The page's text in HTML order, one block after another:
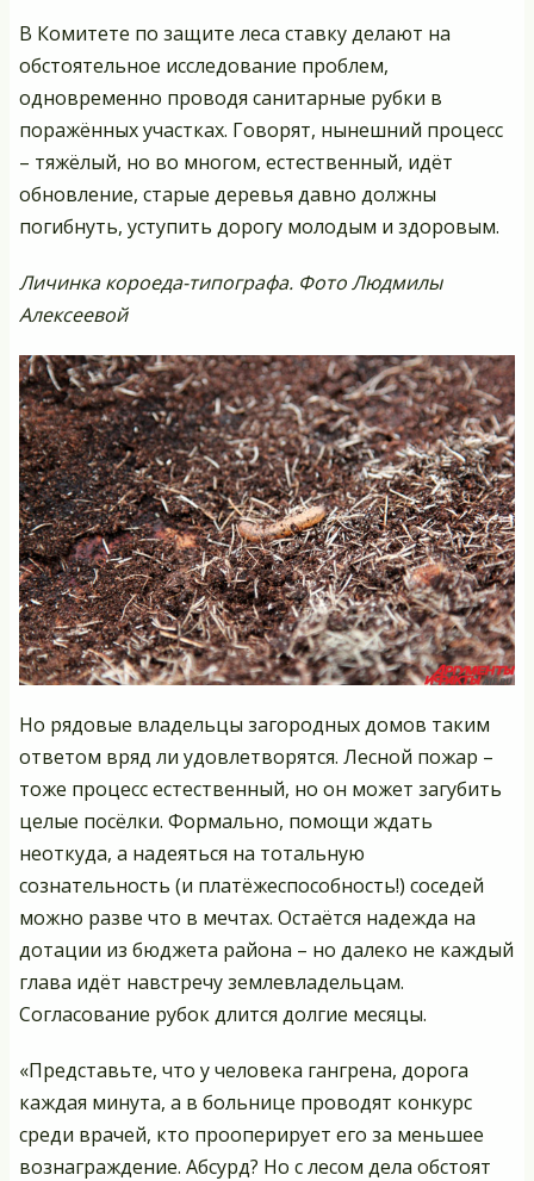
В Комитете по защите леса ставку делают на
обстоятельное исследование проблем,
одновременно проводя санитарные рубки в
поражённых участках. Говорят, нынешний процесс
– тяжёлый, но во многом, естественный, идёт
обновление, старые деревья давно должны
погибнуть, уступить дорогу молодым и здоровым.
Личинка короеда-типографа. Фото Людмилы
Алексеевой
Но рядовые владельцы загородных домов таким
ответом вряд ли удовлетворятся. Лесной пожар –
тоже процесс естественный, но он может загубить
целые посёлки. Формально, помощи ждать
неоткуда, а надеяться на тотальную
сознательность (и платёжеспособность!) соседей
можно разве что в мечтах. Остаётся надежда на
дотации из бюджета района – но далеко не каждый
глава идёт навстречу землевладельцам.
Согласование рубок длится долгие месяцы.
«Представьте, что у человека гангрена, дорога
каждая минута, а в больнице проводят конкурс
среди врачей, кто прооперирует его за меньшее
вознаграждение. Абсурд? Но с лесом дела обстоят